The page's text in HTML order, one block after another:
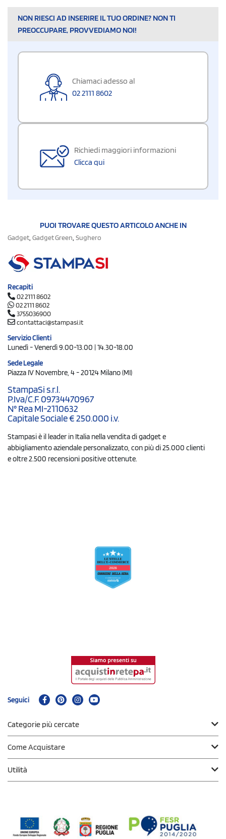
NON RIESCI AD INSERIRE IL TUO ORDINE? NON TI
PREOCCUPARE, PROVVEDIAMO NOI!
Chiamaci adesso al
02 2111 8602
Richiedi maggiori informazioni
Clicca qui
PUOI TROVARE QUESTO ARTICOLO ANCHE IN
Gadget Gadget Green Sughero
Recapiti
02 2111 8602
02 2111 8602
3755036900
contattaci@stampasi.it
Servizio Clienti
Lunedì - Venerdì 9.00-13.00 | 14.30-18.00
Sede Legale
Piazza IV Novembre, 4 - 20124 Milano (MI)
StampaSi s.r.l.
P.Iva/C.F. 09734470967
N° Rea MI-2110632
Capitale Sociale € 250.000 i.v.
Stampasi è il leader in Italia nella vendita di gadget e
abbigliamento aziendale personalizzato, con più di 25.000 clienti
e oltre 2.500 recensioni positive ottenute.
Seguici
Categorie più cercate
Come Acquistare
Utilità